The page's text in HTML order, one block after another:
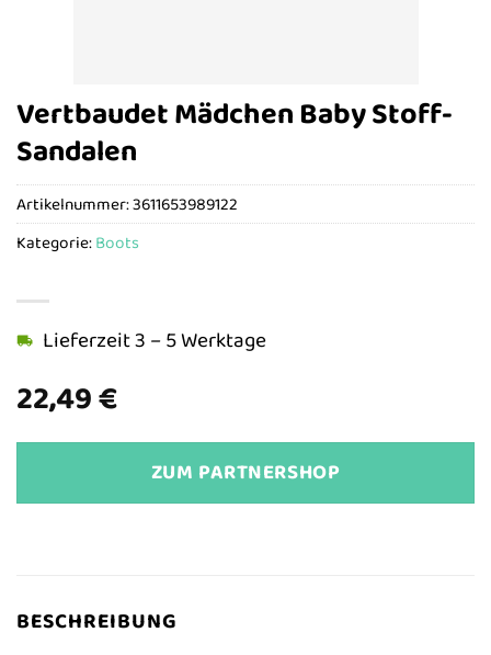
Vertbaudet Mädchen Baby Stoff-
Sandalen
22,49€
Lieferzeit 3 – 5 Werktage
ZUM PARTNERSHOP
Artikelnummer:3611653989122
Kategorie:Boots
BESCHREIBUNG